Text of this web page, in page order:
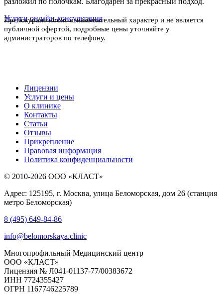
Услуги онлайн-консультация
Прейскурант носит ознакомительный характер и не является
публичной офертой, подробные цены уточняйте у
администраторов по телефону.
Лицензии
Услуги и цены
О клинике
Контакты
Статьи
Отзывы
Прикрепление
Правовая информация
Политика конфиденциальности
© 2010-2026 ООО «КЛАСТ»
Адрес: 125195, г. Москва, улица Беломорская, дом 26 (станция
метро Беломорская)
8 (495) 649-84-86
info@belomorskaya.clinic
Многопрофильный Медицинский центр
ООО «КЛАСТ»
Лицензия № Л041-01137-77/00383672
ИНН 7724355427
ОГРН 1167746225789